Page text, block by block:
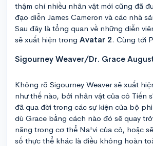
thậm chí nhiều nhân vật mới cũng đã
đạo diễn James Cameron và các nhà
Sau đây là tổng quan về những diễn
sẽ xuất hiện trong Avatar 2. Cùng tới
Sigourney Weaver/Dr. Grace
Không rõ Sigourney Weaver sẽ xuất
như thế nào, bởi nhân vật của cô Tiến
đã qua đời trong các sự kiện của bộ
dù Grace bằng cách nào đó sẽ quay
năng trong cơ thể Na'vi của cô, hoặc
số thực thể khác là điều không hoàn